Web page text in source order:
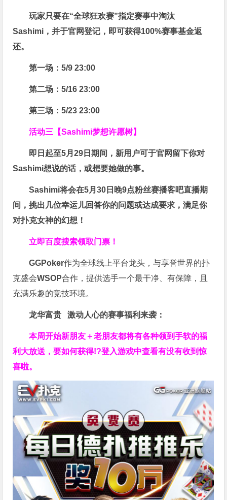
玩家只要在“全球狂欢赛”指定赛事中淘汰
Sashimi，并于官网登记，即可获得100%赛事基金返
还。
第一场：5/9 23:00
第二场：5/16 23:00
第三场：5/23 23:00
活动三【Sashimi梦想许愿树】
即日起至5月29日期间，新用户可于官网留下你对
Sashimi想说的话，或想要她做的事。
Sashimi将会在5月30日晚9点粉丝赛播客吧直播期
间，挑出几位幸运儿回答你的问题或达成要求，满足你
对扑克女神的幻想 ！
立即百度搜索领取门票！
GGPoker作为全球线上平台龙头，与享誉世界的扑
克盛会WSOP合作，提供选手一个最干净、有保障，且
充满乐趣的竞技环境。
龙华富贵 激动人心的赛事福利来袭：
本周开始新朋友＋老朋友都将有各种领到手软的福
利大放送，要如何获得!?登入游戏中查看有没有收到惊
喜啦。